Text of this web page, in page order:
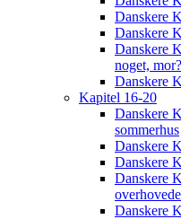
Danskere
Danskere
Danskere
noget, mor?
Danskere
Kapitel 16-20
Danskere
sommerhus
Danskere
Danskere
Danskere
Danskere